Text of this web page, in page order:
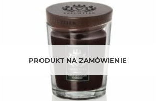
PRODUKT NA ZAMÓWIENIE